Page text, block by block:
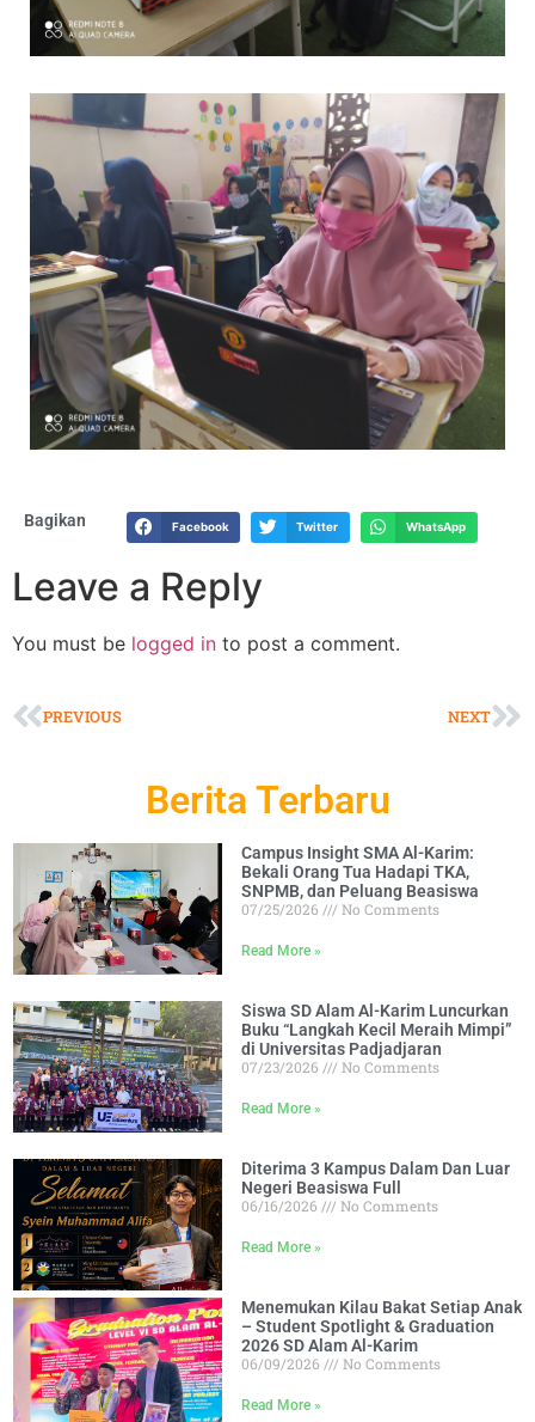
Bagikan Facebook Twitter WhatsApp
Leave a Reply
You must be logged in to post a comment.
PREVIOUS NEXT
Berita Terbaru
Campus Insight SMA Al-Karim:
Bekali Orang Tua Hadapi TKA,
SNPMB, dan Peluang Beasiswa
07/25/2026
No Comments
Read More »
Siswa SD Alam Al-Karim Luncurkan
Buku “Langkah Kecil Meraih Mimpi”
di Universitas Padjadjaran
07/23/2026
No Comments
Read More »
Diterima 3 Kampus Dalam Dan Luar
Negeri Beasiswa Full
06/16/2026
No Comments
Read More »
Menemukan Kilau Bakat Setiap Anak
– Student Spotlight & Graduation
2026 SD Alam Al-Karim
06/09/2026
No Comments
Read More »